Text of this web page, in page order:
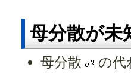
母分散が未
母分散 の代